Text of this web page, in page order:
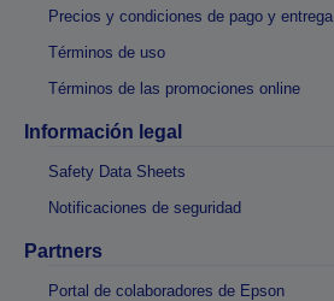
Precios y condiciones de pago y entrega
Términos de uso
Términos de las promociones online
Información legal
Safety Data Sheets
Notificaciones de seguridad
Partners
Portal de colaboradores de Epson